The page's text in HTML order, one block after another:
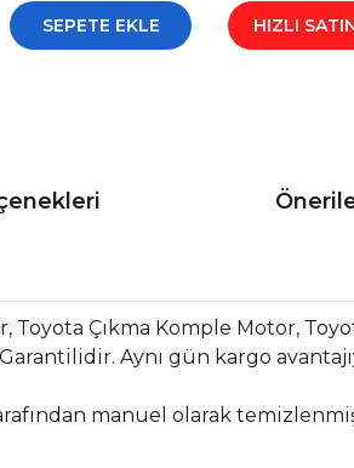
SEPETE EKLE HIZLI
Çıkma Komple Motor,
Aynı gün kargo
manuel olarak